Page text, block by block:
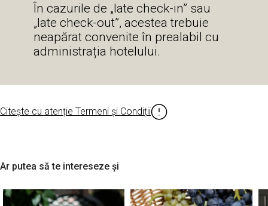
În cazurile de „late check-in” sau
„late check-out”, acestea trebuie
neapărat convenite în prealabil cu
administrația hotelului.
Citește cu atenție Termeni și Condiții
Ar putea să te intereseze și